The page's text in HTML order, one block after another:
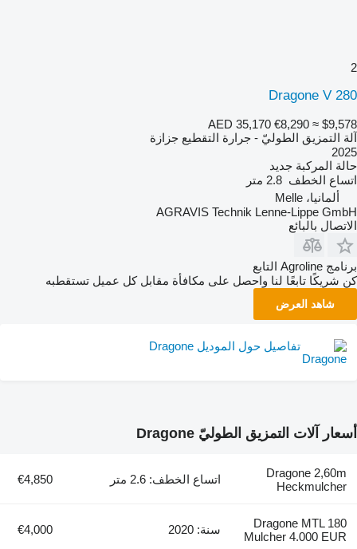
2
Dragone V 280
AED 35,170 €8,290 ≈ $9,578
آلة التمزيق الطوليّ - جرارة التقطيع جزازة
2025
حالة المركبة جديد
اتساع الخطف 2.8 متر
ألمانيا، Melle
AGRAVIS Technik Lenne-Lippe GmbH
الاتصال بالبائع
برنامج Agroline التابع
كن شريكًا تابعًا لنا واحصل على مكافأة مقابل كل عميل تستقطبه
شاهد العرض
تفاصيل حول الموديل Dragone
أسعار آلات التمزيق الطوليّ Dragone
Dragone 2,60m
Heckmulcher
اتساع الخطف: 2.6 متر €4,850
Dragone MTL 180
Mulcher 4.000 EUR
سنة: 2020 €4,000